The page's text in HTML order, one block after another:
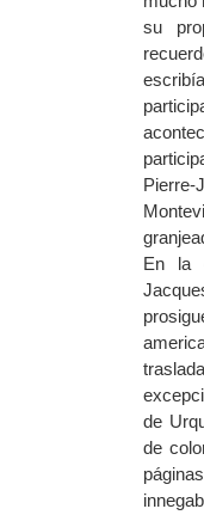
su
En la
de
de